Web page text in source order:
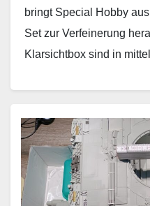
bringt Special Hobby
Set zur Verfeinerung
Klarsichtbox sind in